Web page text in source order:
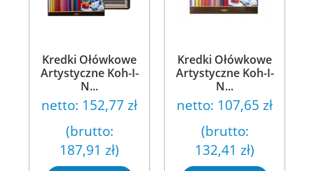
Kredki Ołówkowe
Artystyczne Koh-I-
N...
netto: 152,77 zł
(brutto:
187,91 zł)
Kredki Ołówkowe
Artystyczne Koh-I-
N...
netto: 107,65 zł
(brutto:
132,41 zł)